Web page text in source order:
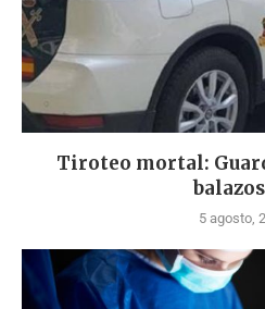
Tiroteo mortal:
balazos
5 agosto,